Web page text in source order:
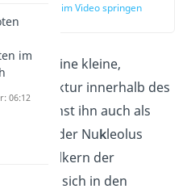
zur Stelle im Video springen
(00:10)
ist eine kleine,
Struktur innerhalb des
. Du kannst ihn auch als
oder Nukleolus
Im Zellkern der
befindet sich in den
im
06:12